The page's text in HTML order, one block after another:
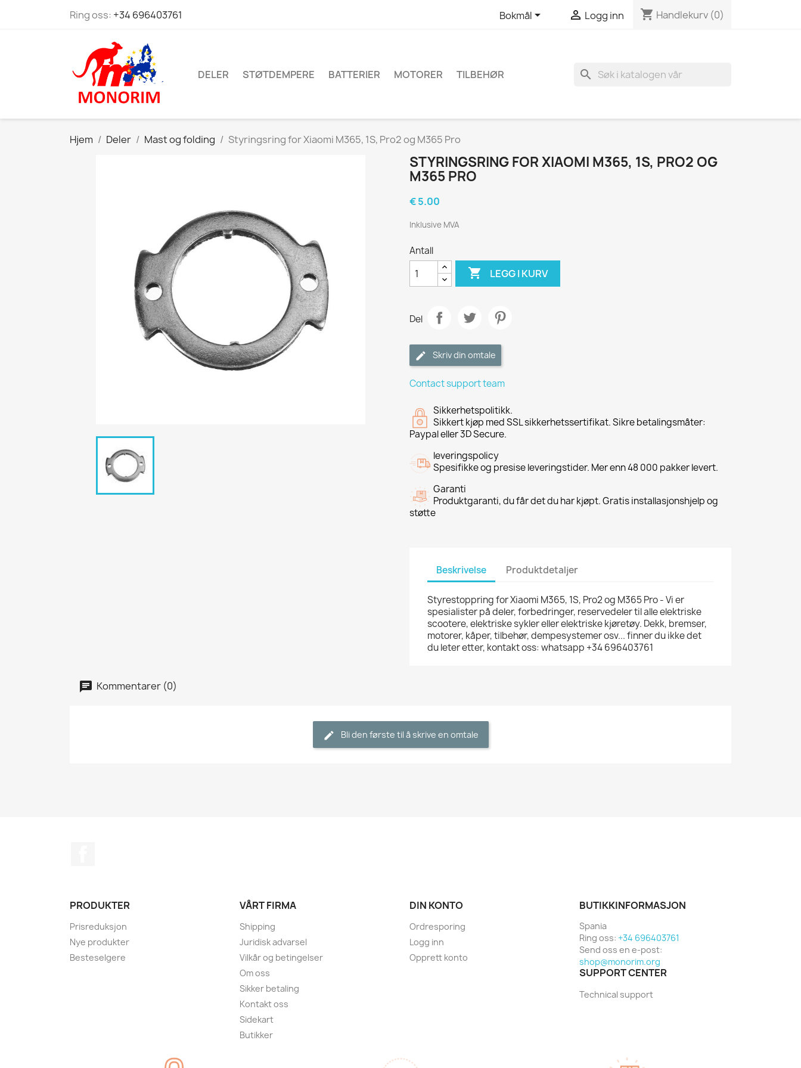
Ring oss: +34 696403761 Bokmål  Logg inn shopping_cart Handlekurv (0)
DELER STØTDEMPERE BATTERIER MOTORER TILBEHØR search
Hjem Deler Mast og folding Styringsring for Xiaomi M365, 1S, Pro2 og M365 Pro
STYRINGSRING FOR XIAOMI M365, 1S, PRO2 OG
M365 PRO
€ 5.00
Inklusive MVA
Antall
 LEGG I KURV
Del
Skriv din omtale
Contact support team
Sikkerhetspolitikk.
Sikkert kjøp med SSL sikkerhetssertifikat. Sikre betalingsmåter:
Paypal eller 3D Secure.
leveringspolicy
Spesifikke og presise leveringstider. Mer enn 48 000 pakker levert.
Garanti
Produktgaranti, du får det du har kjøpt. Gratis installasjonshjelp og
støtte
Beskrivelse Produktdetaljer
Styrestoppring for Xiaomi M365, 1S, Pro2 og M365 Pro - Vi er
spesialister på deler, forbedringer, reservedeler til alle elektriske
scootere, elektriske sykler eller elektriske kjøretøy. Dekk, bremser,
motorer, kåper, tilbehør, dempesystemer osv... finner du ikke det
du leter etter, kontakt oss: whatsapp +34 696403761
Kommentarer (0)
Bli den første til å skrive en omtale
PRODUKTER
Prisreduksjon
Nye produkter
Besteselgere
VÅRT FIRMA
Shipping
Juridisk advarsel
Vilkår og betingelser
Om oss
Sikker betaling
Kontakt oss
Sidekart
Butikker
DIN KONTO
Ordresporing
Logg inn
Opprett konto
BUTIKKINFORMASJON
Spania
Ring oss: +34 696403761
Send oss en e-post:
shop@monorim.org
SUPPORT CENTER
Technical support